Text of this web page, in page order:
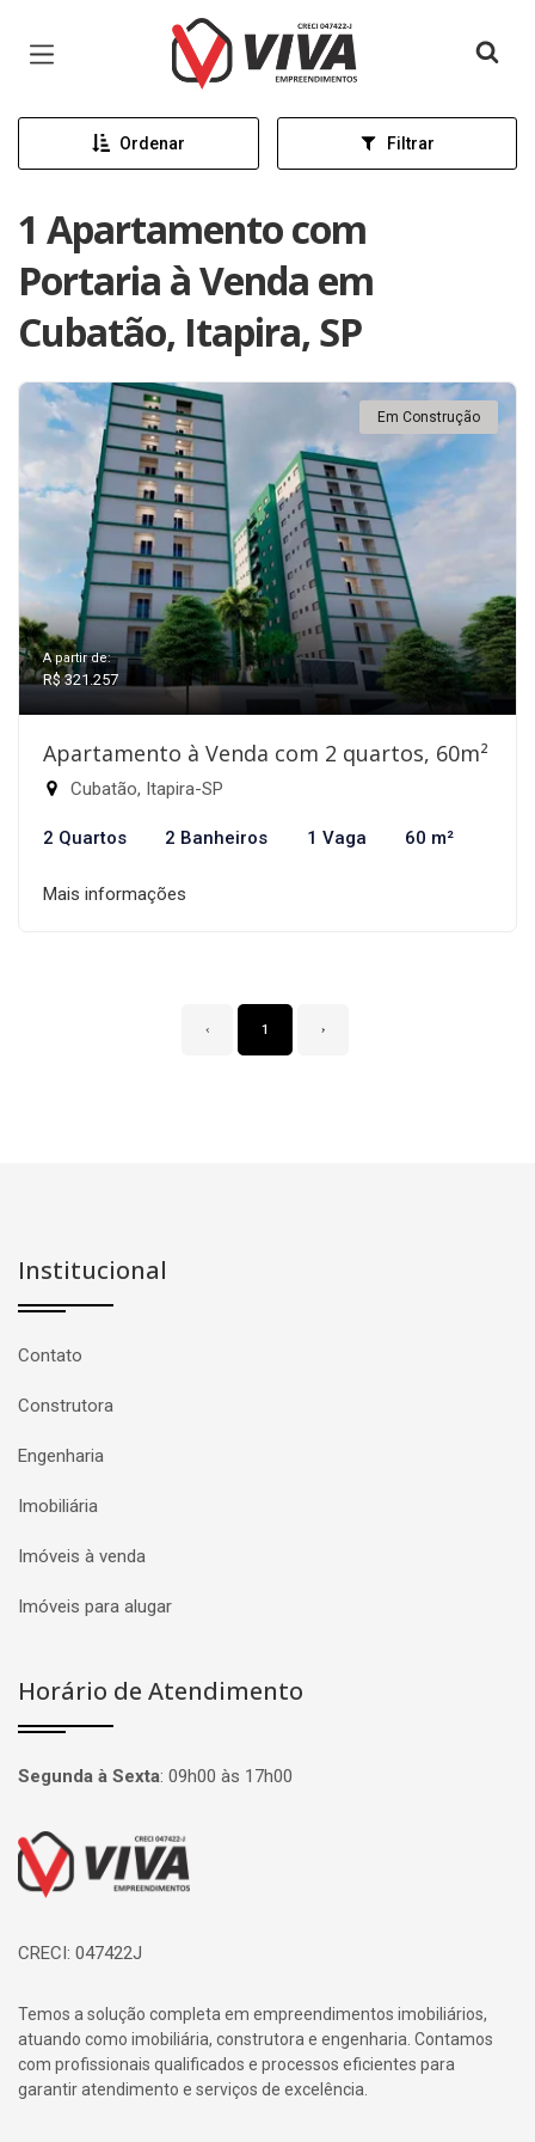
Página inicial
Ordenar Filtrar
1 Apartamento com
Portaria à Venda em
Cubatão, Itapira, SP
Em Construção
A partir de:
R$ 321.257
Apartamento à Venda com 2 quartos, 60m²
Cubatão, Itapira-SP
2 Quartos 2 Banheiros 1 Vaga 60 m²
Mais informações
‹ 1 ›
Institucional
Contato
Construtora
Engenharia
Imobiliária
Imóveis à venda
Imóveis para alugar
Horário de Atendimento
Segunda à Sexta: 09h00 às 17h00
Página inicial
CRECI: 047422J
Temos a solução completa em empreendimentos imobiliários,
atuando como imobiliária, construtora e engenharia. Contamos
com profissionais qualificados e processos eficientes para
garantir atendimento e serviços de excelência.